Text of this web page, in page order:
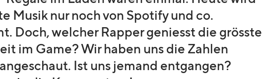
Musik nur noch von Spotify und co.
Doch, welcher Rapper geniesst die grösste
im Game? Wir haben uns die Zahlen
Ist uns jemand entgangen?